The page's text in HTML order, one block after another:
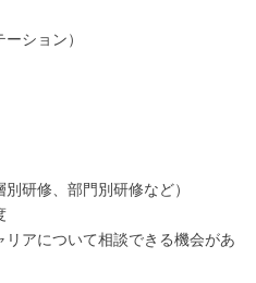
ション）
研修、部門別研修など）
リアについて相談できる機会があ